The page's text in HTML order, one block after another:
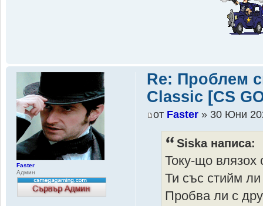
Re: Проблем
Classic [CS
от Faster » 30 Юни
Siska написа:
Току-що влязох
Ти със стийм
Пробва ли с
Faster
Админ